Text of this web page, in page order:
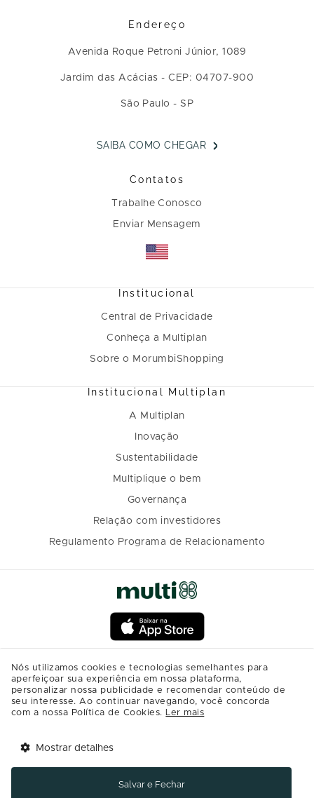
Endereço
Avenida Roque Petroni Júnior, 1089
Jardim das Acácias - CEP: 04707-900
São Paulo - SP
SAIBA COMO CHEGAR
Contatos
Trabalhe Conosco
Enviar Mensagem
Institucional
Central de Privacidade
Conheça a Multiplan
Sobre o MorumbiShopping
Institucional Multiplan
A Multiplan
Inovação
Sustentabilidade
Multiplique o bem
Governança
Relação com investidores
Regulamento Programa de Relacionamento
Nós utilizamos cookies e tecnologias semelhantes para
aperfeiçoar sua experiência em nossa plataforma,
personalizar nossa publicidade e recomendar conteúdo de
seu interesse. Ao continuar navegando, você concorda
com a nossa Política de Cookies. Ler mais
Mostrar detalhes
Salvar e Fechar
Baixe agora o app Multi
Abrir